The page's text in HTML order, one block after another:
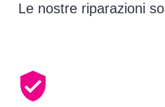
Le nostre riparazioni